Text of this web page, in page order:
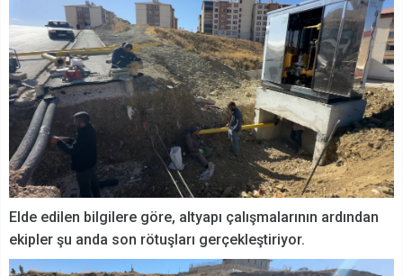
Elde edilen bilgilere göre, altyapı çalışmalarının ardından
ekipler şu anda son rötuşları gerçekleştiriyor.